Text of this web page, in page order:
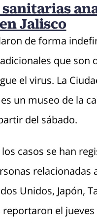
Jalisco
de forma
que son
el virus. La
un museo de la
del sábado.
casos se han
relacionadas
Unidos, Japón,
reportaron el